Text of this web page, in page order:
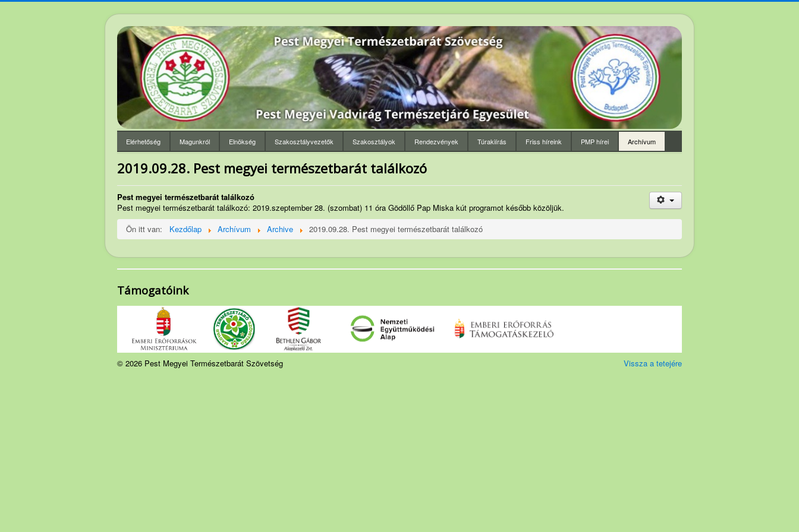
Elérhetőség Magunkról Elnökség Szakosztályvezetők Szakosztályok Rendezvények Túrakiírás Friss híreink PMP hírei Archívum
2019.09.28. Pest megyei természetbarát találkozó
Pest megyei természetbarát találkozó
Pest megyei természetbarát találkozó: 2019.szeptember 28. (szombat) 11 óra Gödöllő Pap Miska kút programot később közöljük.
Ön itt van:
Kezdőlap Archívum Archive 2019.09.28. Pest megyei természetbarát találkozó
Támogatóink
Vissza a tetejére
© 2026 Pest Megyei Természetbarát Szövetség